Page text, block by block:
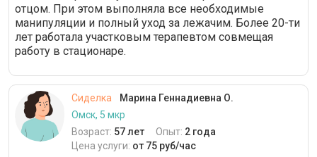
отцом. При этом выполняла все необходимые
манипуляции и полный уход за лежачим. Более 20-ти
лет работала участковым терапевтом совмещая
работу в стационаре.
Сиделка
Марина Геннадиевна О.
Омск, 5 мкр
Возраст: 57 лет Опыт: 2 года
Цена услуги: от 75 руб/час